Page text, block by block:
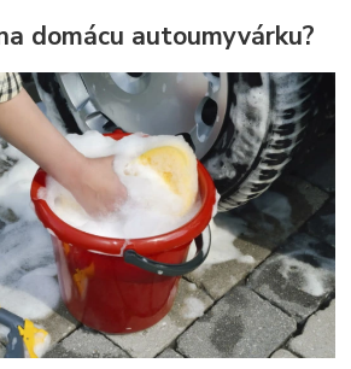
domácu autoumyvárku?